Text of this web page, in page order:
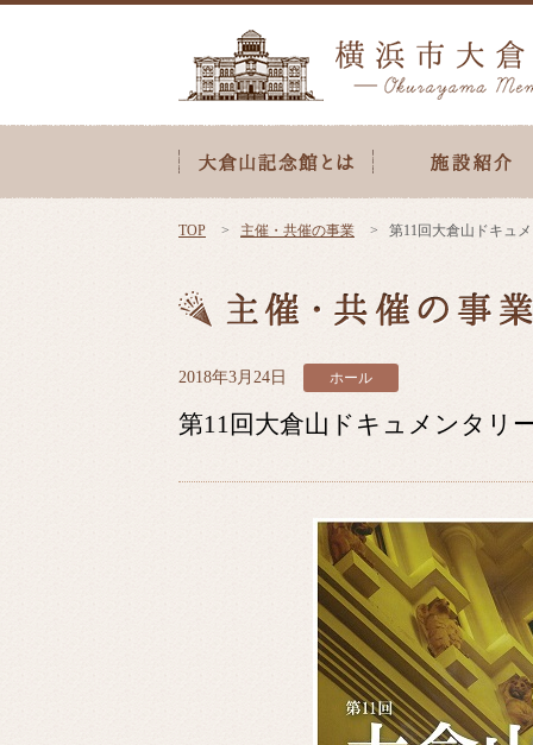
TOP 主催・共催の事業 第11回大倉山ドキュ
2018年3月24日 ホール
第11回大倉山ドキュメンタリ